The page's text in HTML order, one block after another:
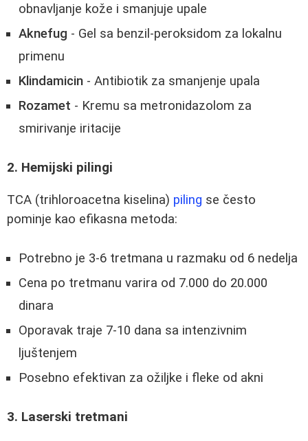
obnavljanje kože i smanjuje upale
Aknefug - Gel sa benzil-peroksidom za lokalnu
primenu
Klindamicin - Antibiotik za smanjenje upala
Rozamet - Kremu sa metronidazolom za
smirivanje iritacije
2. Hemijski pilingi
TCA (trihloroacetna kiselina) piling se često
pominje kao efikasna metoda:
Potrebno je 3-6 tretmana u razmaku od 6 nedelja
Cena po tretmanu varira od 7.000 do 20.000
dinara
Oporavak traje 7-10 dana sa intenzivnim
ljuštenjem
Posebno efektivan za ožiljke i fleke od akni
3. Laserski tretmani